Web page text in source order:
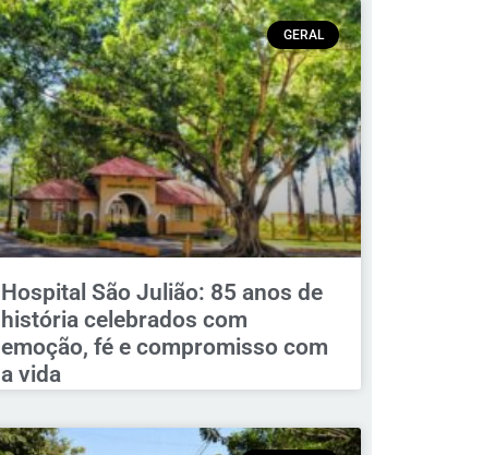
GERAL
Hospital São Julião: 85 anos de
história celebrados com
emoção, fé e compromisso com
a vida